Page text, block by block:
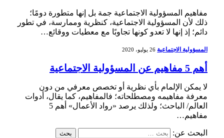
مفاهيم المسؤولية الاجتماعية جمة بل إنها متطورة دومًا؛
ذلك لأن المسؤولية الاجتماعية، كنظرية وممارسة، في تطور
دائم؛ إذ إنها لا تعدو كونها تجاوبًا مع معطيات ووقائع…
المسؤولية الاجتماعية 26 يوليو، 2020
أهم 5 مفاهيم عن المسؤولية الاجتماعية
لا يمكن الإلمام بأي نظرية أو تخصص معرفي من دون
معرفة مفاهيمه ومصطلحاته؛ فالمفاهيم، كما يقال، أدوات
العالم/ الباحث؛ ولذلك يرصد «رواد الأعمال» أهم 5
مفاهيم…
البحث عن: